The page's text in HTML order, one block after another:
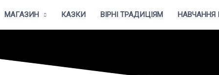
МАГАЗИН КАЗКИ ВІРНІ ТРАДИЦІЯМ НАВЧАННЯ